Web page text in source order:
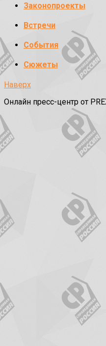
Законопроекты
Встречи
События
Сюжеты
Наверх
Онлайн пресс-центр от